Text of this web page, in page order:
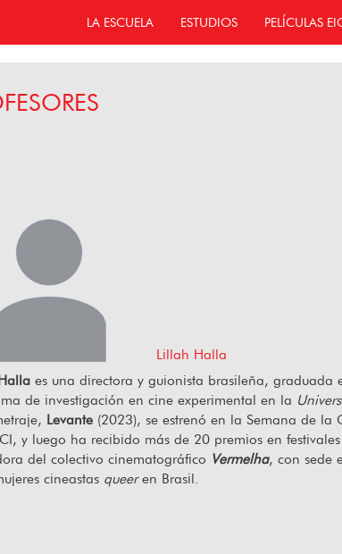
LA ESCUELA ESTUDIOS PELÍCULAS
Cine, juego y barrio en La Habana
Ha
Lillah Halla
es una directora y guionista brasileña, graduada
de investigación en cine experimental en la
Levante(2023), se estrenó en la Semana de la
y luego ha recibido más de 20 premios en
del colectivo cinematográfico Vermelha, con sede
cineastas queeren Brasil.